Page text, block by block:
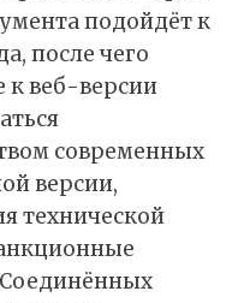
подойдёт к
после чего
к веб-версии
современных
версии,
технической